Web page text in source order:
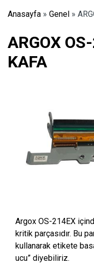
Anasayfa » Genel »
ARGOX
KAFA
Argox OS-214EX
kritik parçasıdır. Bu
kullanarak etikete
ucu” diyebiliriz.